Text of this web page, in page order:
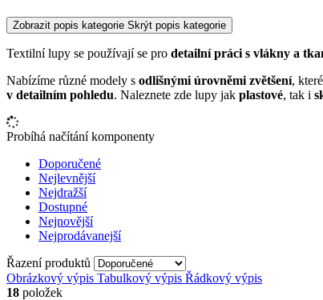
Zobrazit popis kategorie Skrýt popis kategorie
Textilní lupy se používají se pro detailní práci s vlákny a
Nabízíme různé modely s odlišnými úrovněmi zvětšení,
v detailním pohledu. Naleznete zde lupy jak plastové, tak i
Probíhá načítání komponenty
Doporučené
Nejlevnější
Nejdražší
Dostupné
Nejnovější
Nejprodávanejší
Řazení produktů
Obrázkový výpis Tabulkový výpis Řádkový výpis
18 položek